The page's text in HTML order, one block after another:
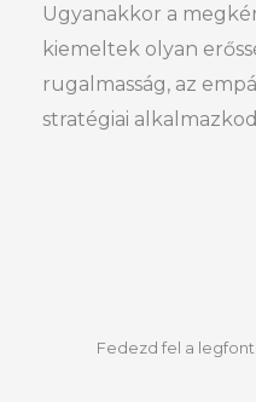
Ugyanakkor a
kiemeltek olyan
rugalmasság, az
stratégiai
Fedezd fel a